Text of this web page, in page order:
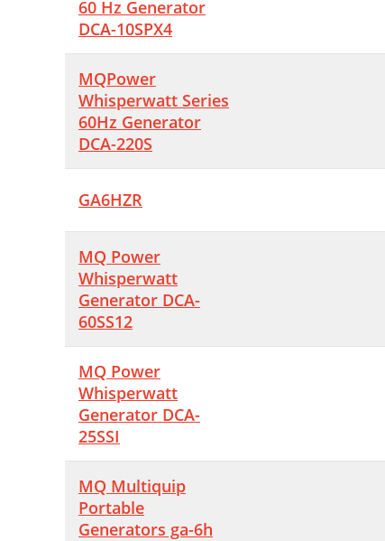
60 Hz Generator
DCA-10SPX4
MQPower
Whisperwatt Series
60Hz Generator
DCA-220S
GA6HZR
MQ Power
Whisperwatt
Generator DCA-
60SS12
MQ Power
Whisperwatt
Generator DCA-
25SSI
MQ Multiquip
Portable
Generators ga-6h